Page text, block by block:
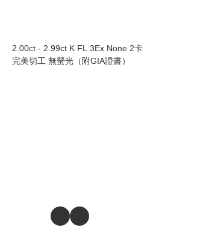
2.00ct - 2.99ct K FL 3Ex None 2卡
完美切工 無螢光（附GIA證書）